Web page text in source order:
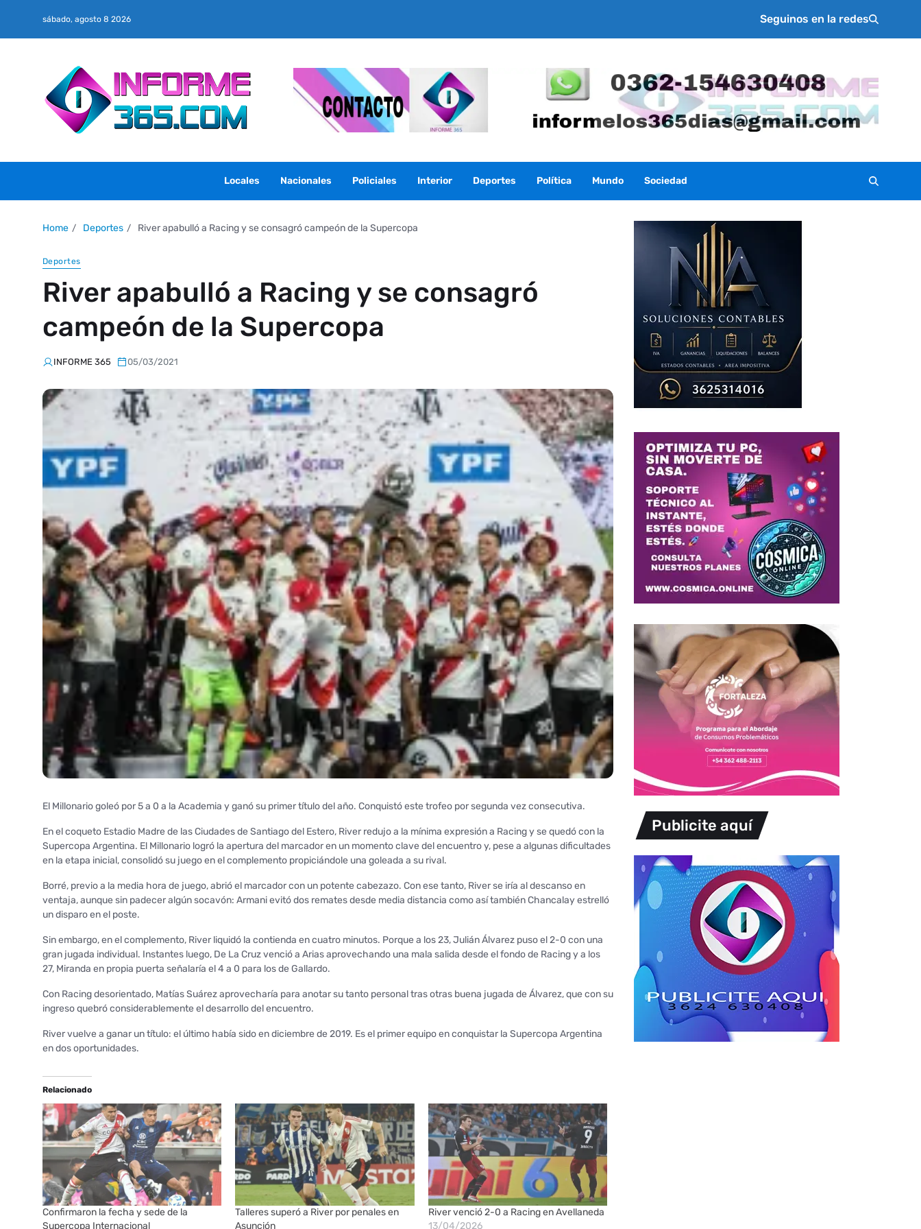
sábado, agosto 8 2026 Seguinos en la redes
Locales Nacionales Policiales Interior Deportes Política Mundo Sociedad
Home Deportes River apabulló a Racing y se consagró campeón de la Supercopa
Deportes
River apabulló a Racing y se consagró
campeón de la Supercopa
INFORME 365 05/03/2021
El Millonario goleó por 5 a 0 a la Academia y ganó su primer título del año. Conquistó este trofeo por segunda vez consecutiva.
En el coqueto Estadio Madre de las Ciudades de Santiago del Estero, River redujo a la mínima expresión a Racing y se quedó con la
Supercopa Argentina. El Millonario logró la apertura del marcador en un momento clave del encuentro y, pese a algunas dificultades
en la etapa inicial, consolidó su juego en el complemento propiciándole una goleada a su rival.
Borré, previo a la media hora de juego, abrió el marcador con un potente cabezazo. Con ese tanto, River se iría al descanso en
ventaja, aunque sin padecer algún socavón: Armani evitó dos remates desde media distancia como así también Chancalay estrelló
un disparo en el poste.
Sin embargo, en el complemento, River liquidó la contienda en cuatro minutos. Porque a los 23, Julián Álvarez puso el 2-0 con una
gran jugada individual. Instantes luego, De La Cruz venció a Arias aprovechando una mala salida desde el fondo de Racing y a los
27, Miranda en propia puerta señalaría el 4 a 0 para los de Gallardo.
Con Racing desorientado, Matías Suárez aprovecharía para anotar su tanto personal tras otras buena jugada de Álvarez, que con su
ingreso quebró considerablemente el desarrollo del encuentro.
River vuelve a ganar un título: el último había sido en diciembre de 2019. Es el primer equipo en conquistar la Supercopa Argentina
en dos oportunidades.
Relacionado
Confirmaron la fecha y sede de la
Supercopa Internacional
Talleres superó a River por penales en
Asunción
River venció 2-0 a Racing en Avellaneda
13/04/2026
Publicite aquí